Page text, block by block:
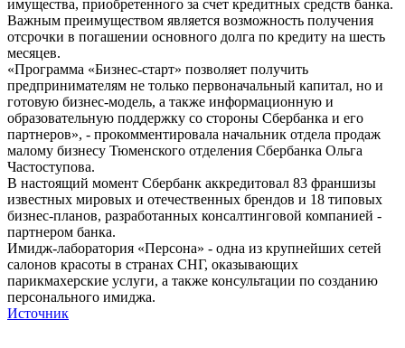
имущества, приобретенного за счет кредитных средств банка.
Важным преимуществом является возможность получения
отсрочки в погашении основного долга по кредиту на шесть
месяцев.
«Программа «Бизнес-старт» позволяет получить
предпринимателям не только первоначальный капитал, но и
готовую бизнес-модель, а также информационную и
образовательную поддержку со стороны Сбербанка и его
партнеров», - прокомментировала начальник отдела продаж
малому бизнесу Тюменского отделения Сбербанка Ольга
Частоступова.
В настоящий момент Сбербанк аккредитовал 83 франшизы
известных мировых и отечественных брендов и 18 типовых
бизнес-планов, разработанных консалтинговой компанией -
партнером банка.
Имидж-лаборатория «Персона» - одна из крупнейших сетей
салонов красоты в странах СНГ, оказывающих
парикмахерские услуги, а также консультации по созданию
персонального имиджа.
Источник